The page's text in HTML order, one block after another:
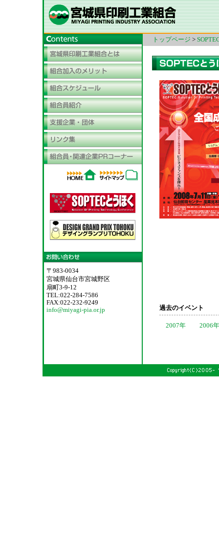
〒983-0034
宮城県仙台市宮城野区
扇町3-9-12
TEL:022-284-7586
FAX:022-232-9249
info@miyagi-pia.or.jp
トップページ >
過去のイベント
2007年 2006